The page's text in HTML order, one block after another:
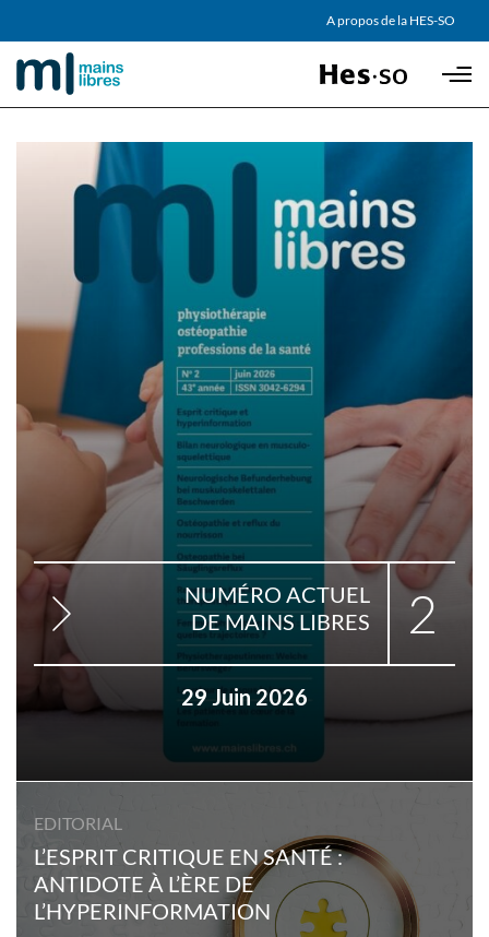
Skip to main content
A propos de la HES-SO
PARTENAIRES
NUMÉRO ACTUEL
DE MAINS LIBRES
2
29 Juin 2026
EDITORIAL
L’ESPRIT CRITIQUE EN SANTÉ :
ANTIDOTE À L’ÈRE DE
L’HYPERINFORMATION